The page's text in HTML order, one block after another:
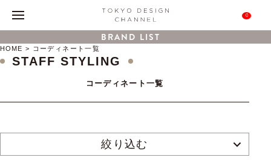
0
BRAND LIST
HOME コーディネート一覧
STAFF STYLING
コーディネート一覧
絞り込む